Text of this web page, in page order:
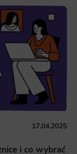
17.04.2025
i co wybrać